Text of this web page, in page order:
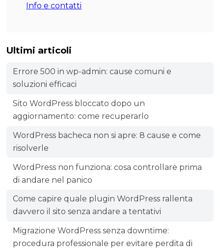
Info e contatti
Ultimi articoli
Errore 500 in wp-admin: cause comuni e
soluzioni efficaci
Sito WordPress bloccato dopo un
aggiornamento: come recuperarlo
WordPress bacheca non si apre: 8 cause e come
risolverle
WordPress non funziona: cosa controllare prima
di andare nel panico
Come capire quale plugin WordPress rallenta
davvero il sito senza andare a tentativi
Migrazione WordPress senza downtime:
procedura professionale per evitare perdita di